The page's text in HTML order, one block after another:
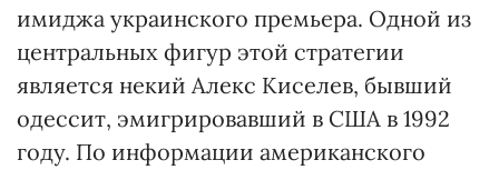
имиджа украинского премьера. Одной из
центральных фигур этой стратегии
является некий Алекс Киселев, бывший
одессит, эмигрировавший в США в 1992
году. По информации американского